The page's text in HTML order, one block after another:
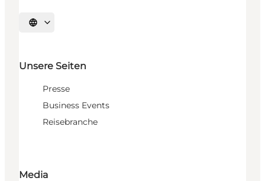
Sprache auswählen
Unsere Seiten
Presse
Business Events
Reisebranche
Media